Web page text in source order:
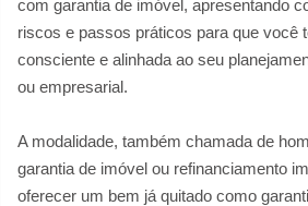
com garantia de imóvel, apresentando
riscos e passos práticos para que você
consciente e alinhada ao seu
ou empresarial.
A modalidade, também chamada de
garantia de imóvel ou refinanciamento
oferecer um bem já quitado como